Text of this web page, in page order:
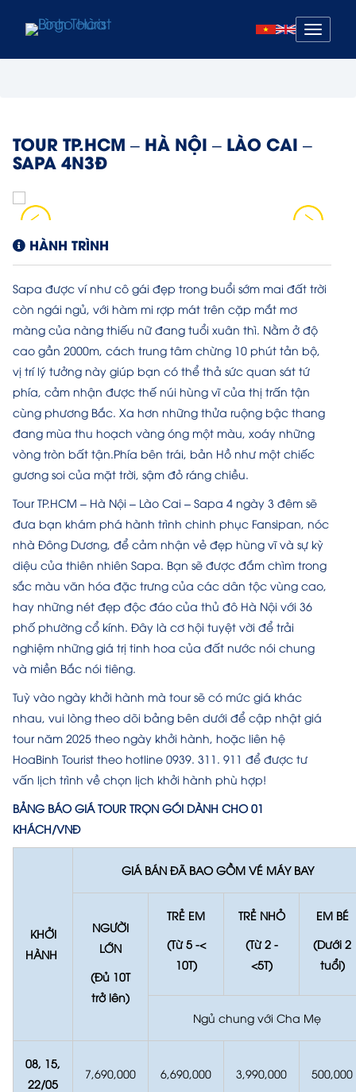
Mở
menu
TOUR TP.HCM – HÀ NỘI – LÀO CAI –
SAPA 4N3Đ
HÀNH TRÌNH
Sapa được ví như cô gái đẹp trong buổi sớm mai đất trời
còn ngái ngủ, với hàm mi rợp mát trên cặp mắt mơ
màng của nàng thiếu nữ đang tuổi xuân thì. Nằm ở độ
cao gần 2000m, cách trung tâm chừng 10 phút tản bộ,
vị trí lý tưởng này giúp bạn có thể thả sức quan sát tứ
phía, cảm nhận được thế núi hùng vĩ của thị trấn tận
cùng phương Bắc. Xa hơn những thửa ruộng bậc thang
đang mùa thu hoạch vàng óng một màu, xoáy những
vòng tròn bất tận.Phía bên trái, bản Hồ như một chiếc
gương soi của mặt trời, sậm đỏ ráng chiều.
Tour TP.HCM – Hà Nội – Lào Cai – Sapa 4 ngày 3 đêm sẽ
đưa bạn khám phá hành trình chinh phục Fansipan, nóc
nhà Đông Dương, để cảm nhận vẻ đẹp hùng vĩ và sự kỳ
diệu của thiên nhiên Sapa. Bạn sẽ được đắm chìm trong
sắc màu văn hóa đặc trưng của các dân tộc vùng cao,
hay những nét đẹp độc đáo của thủ đô Hà Nội với 36
phố phường cổ kính. Đây là cơ hội tuyệt vời để trải
nghiệm những giá trị tinh hoa của đất nước nói chung
và miền Bắc nói tiêng.
Tuỳ vào ngày khởi hành mà tour sẽ có mức giá khác
nhau, vui lòng theo dõi bảng bên dưới để cập nhật giá
tour năm 2025 theo ngày khởi hành, hoặc liên hệ
HoaBinh Tourist theo hotline 0939. 311. 911 để được tư
vấn lịch trình về chọn lịch khởi hành phù hợp!
BẢNG BÁO GIÁ TOUR TRỌN GÓI DÀNH CHO 01
KHÁCH/VNĐ
KHỞI
HÀNH
GIÁ BÁN ĐÃ BAO GỒM VÉ MÁY BAY
NGƯỜI
LỚN
(Đủ 10T
trở lên)
TRẺ EM
(Từ 5 -<
10T)
TRẺ NHỎ
(Từ 2 -
<5T)
EM BÉ
(Dưới 2
tuổi)
Ngủ chung với Cha Mẹ
08, 15,
22/05
7,690,000 6,690,000 3,990,000 500,000